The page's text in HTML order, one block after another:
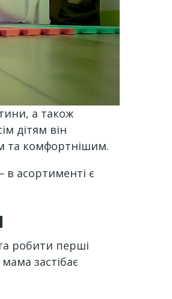
а також
дітям він
та комфортнішим.
в асортименті є
робити перші
застібає